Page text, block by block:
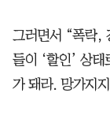
그러면서 “폭락,
들이 ‘할인’ 상
가 돼라. 망가지